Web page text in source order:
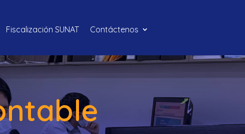
Fiscalización SUNAT Contáctenos